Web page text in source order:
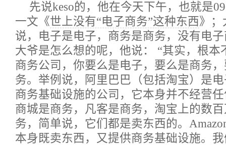
先说keso的，他在今天下午，也就是
一文《世上没有“电子商务”这种东西》；
说，电子是电子，商务是商务，没有电
大爷是怎么想的呢，他说： “其实，根本
商务公司，你要么是电子，要么是商务
务。举例说，阿里巴巴（包括淘宝）是
商务基础设施的公司，它本身并不经营
商城是商务，凡客是商务，淘宝上的数
务，简单说，它们都是卖东西的。
本身既卖东西，又提供商务基础设施。